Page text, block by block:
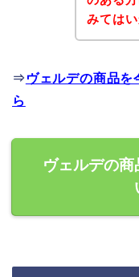
みては
⇒ ヴェルデの商品を
ら
ヴェルデの